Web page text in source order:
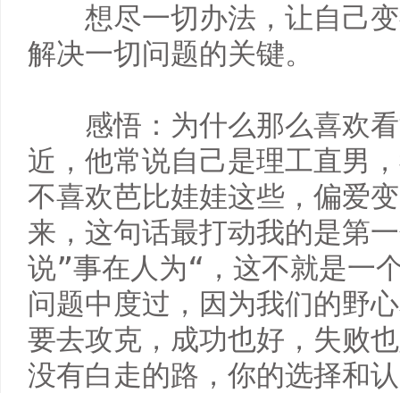
想尽一切办法，让自己变
解决一切问题的关键。
感悟：为什么那么喜欢看
近，他常说自己是理工直男
不喜欢芭比娃娃这些，偏爱
来，这句话最打动我的是第
说”事在人为“，这不就是一
问题中度过，因为我们的野
要去攻克，成功也好，失败
没有白走的路，你的选择和